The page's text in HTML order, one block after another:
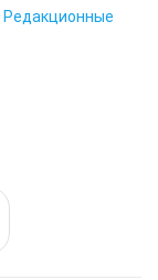
Редакционные